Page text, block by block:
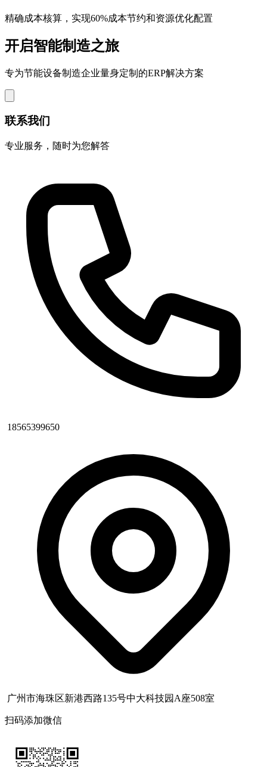
精确成本核算，实现60%成本节约和资源优化配置
开启智能制造之旅
专为节能设备制造企业量身定制的ERP解决方案
联系我们
专业服务，随时为您解答
18565399650
广州市海珠区新港西路135号中大科技园A座508室
扫码添加微信